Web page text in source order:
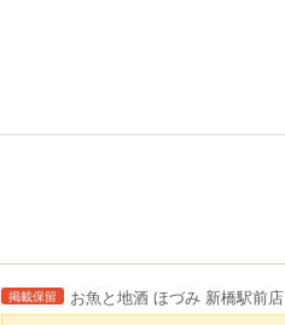
掲載保留 お魚と地酒 ほづみ 新橋駅前店